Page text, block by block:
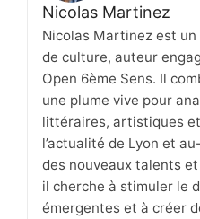
Nicolas Martinez
Nicolas Martinez est un
de culture, auteur
Open 6ème Sens. Il
une plume vive pour
littéraires, artistiques
l’actualité de Lyon et
des nouveaux talents
il cherche à stimuler le
émergentes et à créer